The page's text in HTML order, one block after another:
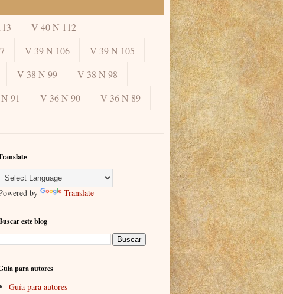
V 40 N 112
V 39 N 106
V 39 N 105
V 38 N 99
V 38 N 98
91 V 36 N 90
V 36 N 89
by Translate
este blog
para autores
Guía para autores